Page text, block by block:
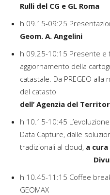
Rulli del CG e GL Roma
h 09.15-09:25
Geom. A. Angelini
h 09.25-10:15 Presente
aggiornamento
catastale. Da PREGEO
del catasto
dell’ Agenzia del
h 10.15-10:45
Data Capture,
tradizionali al cloud, a
h 10.45-11:15 Coffee
GEOMAX